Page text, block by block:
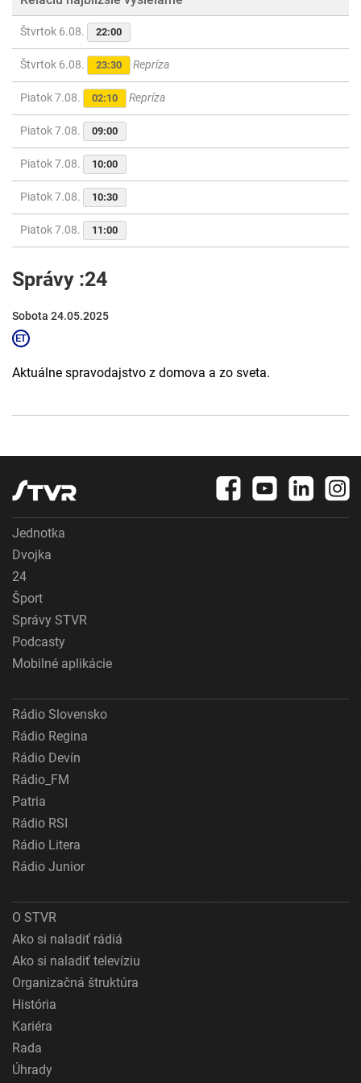
Štvrtok 6.08. 22:00
Štvrtok 6.08. 23:30 Repríza
Piatok 7.08. 02:10 Repríza
Piatok 7.08. 09:00
Piatok 7.08. 10:00
Piatok 7.08. 10:30
Piatok 7.08. 11:00
Správy :24
Sobota 24.05.2025
Aktuálne spravodajstvo z domova a zo sveta.
Jednotka
Dvojka
24
Šport
Správy STVR
Podcasty
Mobilné aplikácie
Rádio Slovensko
Rádio Regina
Rádio Devín
Rádio_FM
Patria
Rádio RSI
Rádio Litera
Rádio Junior
O STVR
Ako si naladiť rádiá
Ako si naladiť televíziu
Organizačná štruktúra
História
Kariéra
Rada
Úhrady